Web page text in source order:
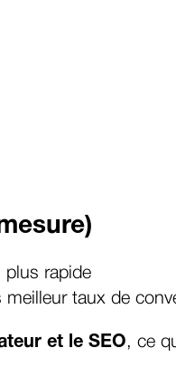
plus rapide
meilleur taux de
et le SEO, ce